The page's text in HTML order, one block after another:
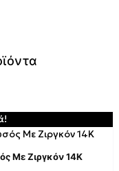
Με Ζιργκόν 14K